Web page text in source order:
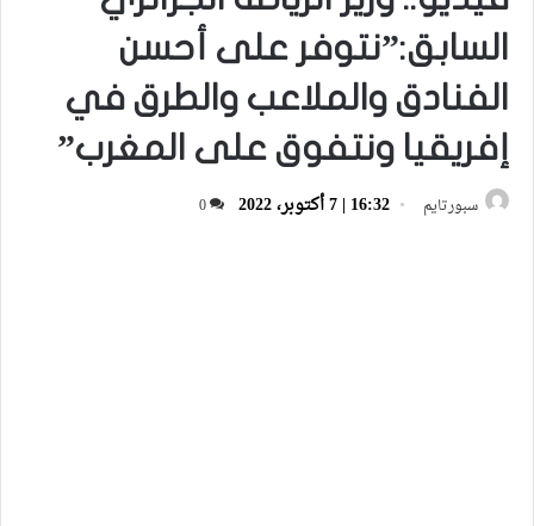
السابق:”نتوفر على أحسن
الفنادق والملاعب والطرق في
إفريقيا ونتفوق على المغرب”
سبورتايم 16:32 | 7 أكتوبر، 2022 0